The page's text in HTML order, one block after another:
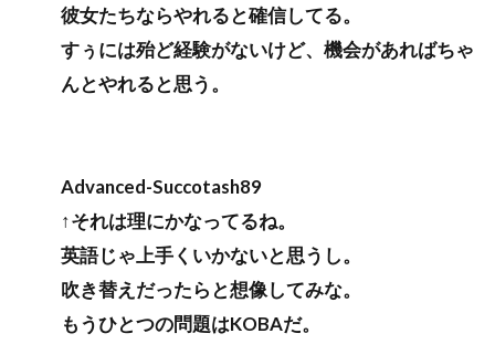
彼女たちならやれると確信してる。
すぅには殆ど経験がないけど、機会があればちゃ
んとやれると思う。
Advanced-Succotash89
↑それは理にかなってるね。
英語じゃ上手くいかないと思うし。
吹き替えだったらと想像してみな。
もうひとつの問題はKOBAだ。